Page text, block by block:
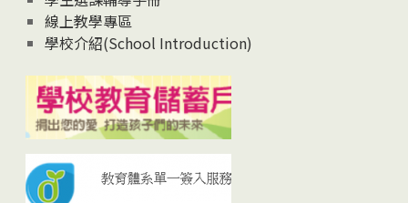
線上教學專區
學校介紹(School Introduction)